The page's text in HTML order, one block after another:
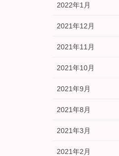
2022年1月
2021年12月
2021年11月
2021年10月
2021年9月
2021年8月
2021年3月
2021年2月